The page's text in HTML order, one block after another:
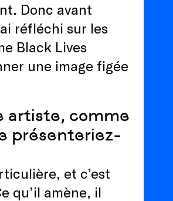
Donc avant
réfléchi sur les
Black Lives
une image figée
artiste, comme
présenteriez-
et c’est
qu’il amène, il